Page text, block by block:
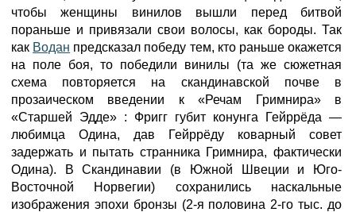
чтобы женщины винилов вышли перед битвой
пораньше и привязали свои волосы, как бороды. Так
как Водан предсказал победу тем, кто раньше окажется
на поле боя, то победили винилы (та же сюжетная
схема повторяется на скандинавской почве в
прозаическом введении к «Речам Гримнира» в
«Старшей Эдде» : Фригг губит конунга Гейррёда —
любимца Одина, дав Гейррёду коварный совет
задержать и пытать странника Гримнира, фактически
Одина). В Скандинавии (в Южной Швеции и Юго-
Восточной Норвегии) сохранились наскальные
изображения эпохи бронзы (2-я половина 2-го тыс. до